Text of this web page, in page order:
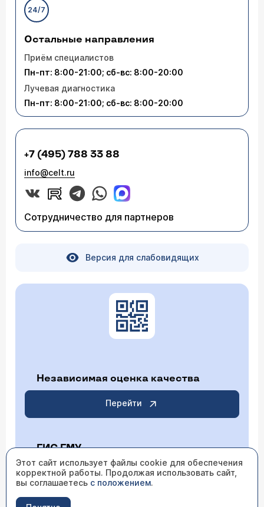
24/7
Остальные направления
Приём специалистов
Пн-пт: 8:00-21:00; сб-вс: 8:00-20:00
Лучевая диагностика
Пн-пт: 8:00-21:00; сб-вс: 8:00-20:00
+7 (495) 788 33 88
info@celt.ru
Сотрудничество для партнеров
Версия для слабовидящих
Независимая оценка качества
Перейти
ГИС ГМУ
Перейти
Этот сайт использует файлы cookie для обеспечения
корректной работы. Продолжая использовать сайт,
вы соглашаетесь с положением.